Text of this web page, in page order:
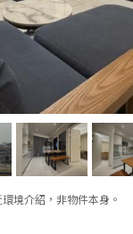
境介紹，非物件本身。